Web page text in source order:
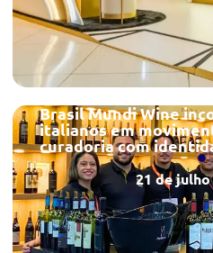
Brasil Mundi Wine
italianos em
curadoria com
21 de